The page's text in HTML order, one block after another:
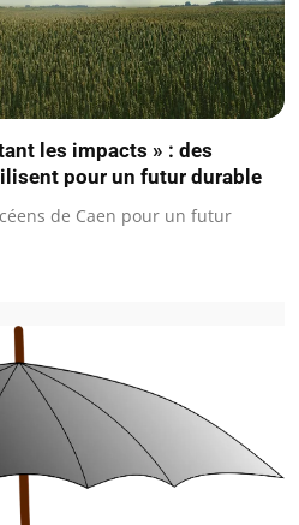
les impacts » : des
pour un futur durable
de Caen pour un futur